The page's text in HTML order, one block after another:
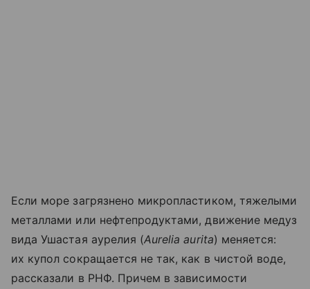
Если море загрязнено микропластиком, тяжелыми
металлами или нефтепродуктами, движение медуз
вида Ушастая аурелия (Aurelia aurita) меняется:
их купол сокращается не так, как в чистой воде,
рассказали в РНФ. Причем в зависимости